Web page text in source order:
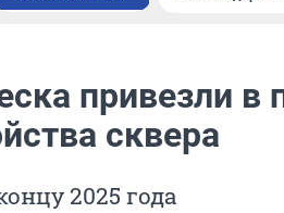
привезли в
сквера
2025 года